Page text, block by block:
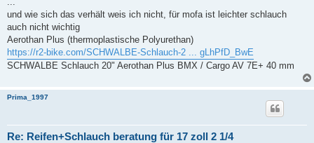
und wie sich das verhält weis ich nicht, für mofa ist leichter schlauch
auch nicht wichtig
Aerothan Plus (thermoplastische Polyurethan)
https://r2-bike.com/SCHWALBE-Schlauch-2 ... gLhPfD_BwE
SCHWALBE Schlauch 20" Aerothan Plus BMX / Cargo AV 7E+ 40 mm
Prima_1997
Re: Reifen+Schlauch beratung für 17 zoll 2 1/4